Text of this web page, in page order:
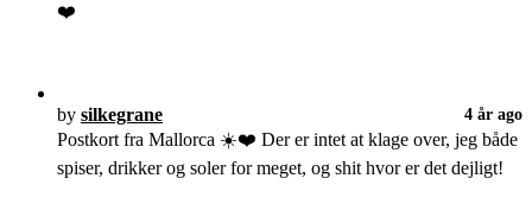
❤️
by silkegrane 4 år ago
Postkort fra Mallorca ☀️❤️ Der er intet at klage over, jeg både
spiser, drikker og soler for meget, og shit hvor er det dejligt!